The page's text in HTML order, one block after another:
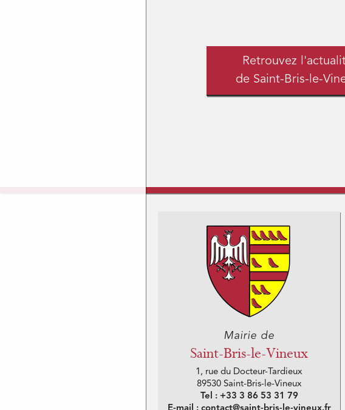
Retrouvez
de Saint-Bris-le-
Mairie de
Saint-Bris-le-Vineux
1, rue du Docteur-Tardieux
89530 Saint-Bris-le-Vineux
Tel : +33 3 86 53 31 79